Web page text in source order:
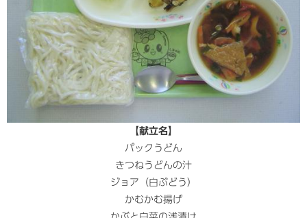
【献立名】
パックうどん
きつねうどんの汁
ジョア（白ぶどう）
かむかむ揚げ